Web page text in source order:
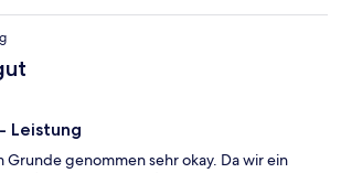
Leistung
Grunde genommen sehr okay. Da wir ein